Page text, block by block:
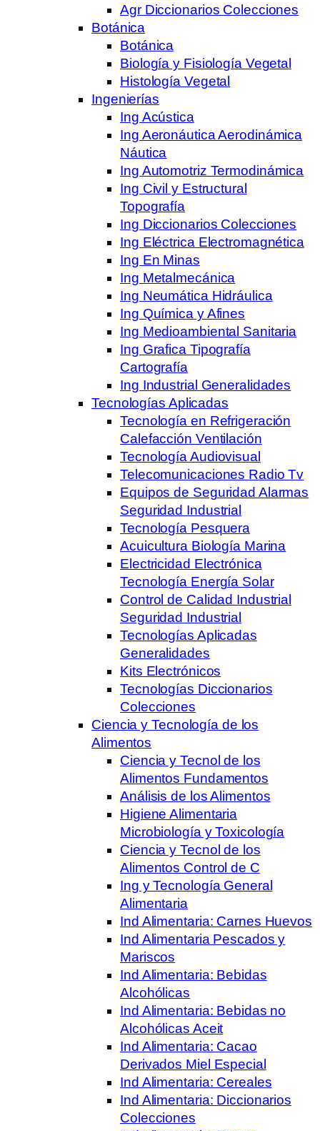
Agr Diccionarios Colecciones
Botánica
Botánica
Biología y Fisiología Vegetal
Histología Vegetal
Ingenierías
Ing Acústica
Ing Aeronáutica Aerodinámica
Náutica
Ing Automotriz Termodinámica
Ing Civil y Estructural
Topografía
Ing Diccionarios Colecciones
Ing Eléctrica Electromagnética
Ing En Minas
Ing Metalmecánica
Ing Neumática Hidráulica
Ing Química y Afines
Ing Medioambiental Sanitaria
Ing Grafica Tipografía
Cartografía
Ing Industrial Generalidades
Tecnologías Aplicadas
Tecnología en Refrigeración
Calefacción Ventilación
Tecnología Audiovisual
Telecomunicaciones Radio Tv
Equipos de Seguridad Alarmas
Seguridad Industrial
Tecnología Pesquera
Acuicultura Biología Marina
Electricidad Electrónica
Tecnología Energía Solar
Control de Calidad Industrial
Seguridad Industrial
Tecnologías Aplicadas
Generalidades
Kits Electrónicos
Tecnologías Diccionarios
Colecciones
Ciencia y Tecnología de los
Alimentos
Ciencia y Tecnol de los
Alimentos Fundamentos
Análisis de los Alimentos
Higiene Alimentaria
Microbiología y Toxicología
Ciencia y Tecnol de los
Alimentos Control de C
Ing y Tecnología General
Alimentaria
Ind Alimentaria: Carnes Huevos
Ind Alimentaria Pescados y
Mariscos
Ind Alimentaria: Bebidas
Alcohólicas
Ind Alimentaria: Bebidas no
Alcohólicas Aceit
Ind Alimentaria: Cacao
Derivados Miel Especial
Ind Alimentaria: Cereales
Ind Alimentaria: Diccionarios
Colecciones